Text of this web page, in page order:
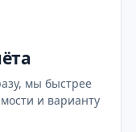
мы быстрее
и варианту